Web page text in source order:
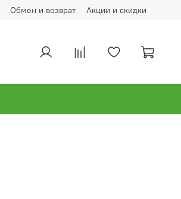
Обмен и возврат Акции и скидки